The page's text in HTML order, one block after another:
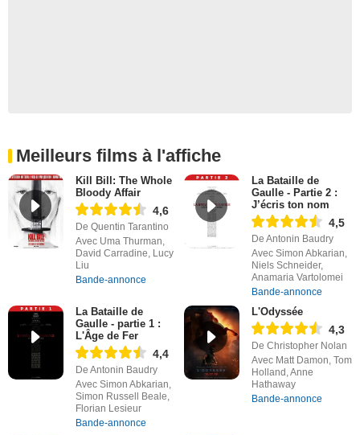
Meilleurs films à l'affiche
Kill Bill: The Whole
Bloody Affair
4,6
De Quentin Tarantino
Avec Uma Thurman,
David Carradine, Lucy
Liu
Bande-annonce
La Bataille de
Gaulle - Partie 2 :
J’écris ton nom
4,5
De Antonin Baudry
Avec Simon Abkarian,
Niels Schneider,
Anamaria Vartolomei
Bande-annonce
La Bataille de
Gaulle - partie 1 :
L'Âge de Fer
4,4
De Antonin Baudry
Avec Simon Abkarian,
Simon Russell Beale,
Florian Lesieur
Bande-annonce
L'Odyssée
4,3
De Christopher Nolan
Avec Matt Damon, Tom
Holland, Anne
Hathaway
Bande-annonce